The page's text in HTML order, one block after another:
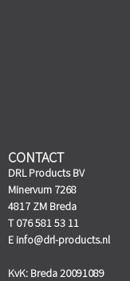
CONTACT
DRL Products BV
Minervum 7268
4817 ZM Breda
T 076 581 53 11
E info@drl-products.nl
KvK: Breda 20091089